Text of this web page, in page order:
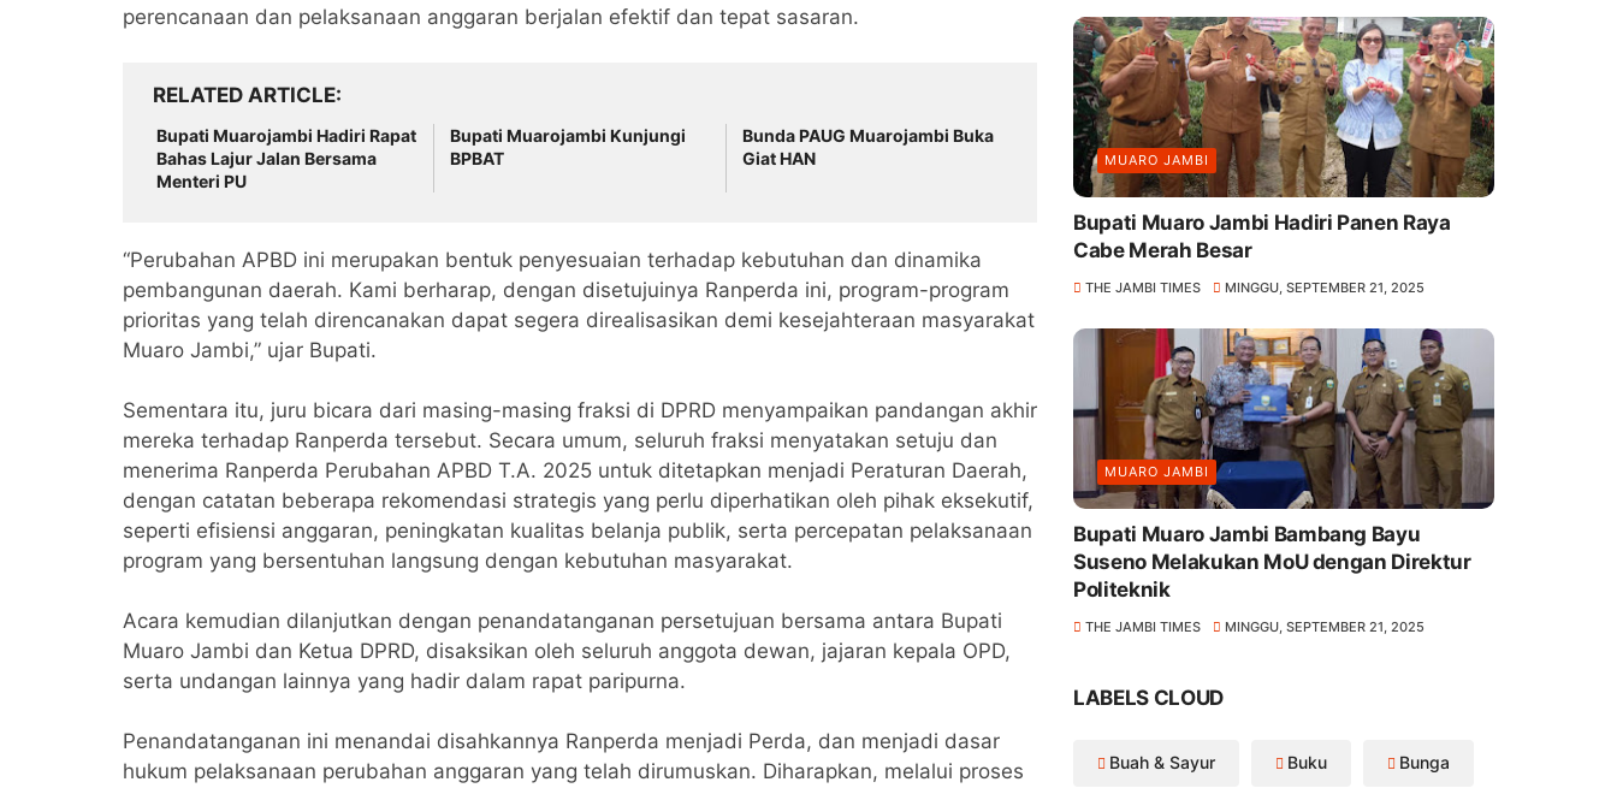
perencanaan dan pelaksanaan anggaran berjalan efektif dan tepat sasaran.
RELATED ARTICLE
Bupati Muarojambi Hadiri Rapat
Bahas Lajur Jalan Bersama
Menteri PU
Bupati Muarojambi Kunjungi
BPBAT
Bunda PAUG Muarojambi Buka
Giat HAN
“Perubahan APBD ini merupakan bentuk penyesuaian terhadap kebutuhan dan dinamika
pembangunan daerah. Kami berharap, dengan disetujuinya Ranperda ini, program-program
prioritas yang telah direncanakan dapat segera direalisasikan demi kesejahteraan masyarakat
Muaro Jambi,” ujar Bupati.
Sementara itu, juru bicara dari masing-masing fraksi di DPRD menyampaikan pandangan akhir
mereka terhadap Ranperda tersebut. Secara umum, seluruh fraksi menyatakan setuju dan
menerima Ranperda Perubahan APBD T.A. 2025 untuk ditetapkan menjadi Peraturan Daerah,
dengan catatan beberapa rekomendasi strategis yang perlu diperhatikan oleh pihak eksekutif,
seperti efisiensi anggaran, peningkatan kualitas belanja publik, serta percepatan pelaksanaan
program yang bersentuhan langsung dengan kebutuhan masyarakat.
Acara kemudian dilanjutkan dengan penandatanganan persetujuan bersama antara Bupati
Muaro Jambi dan Ketua DPRD, disaksikan oleh seluruh anggota dewan, jajaran kepala OPD,
serta undangan lainnya yang hadir dalam rapat paripurna.
Penandatanganan ini menandai disahkannya Ranperda menjadi Perda, dan menjadi dasar
hukum pelaksanaan perubahan anggaran yang telah dirumuskan. Diharapkan, melalui proses
MUARO JAMBI
Bupati Muaro Jambi Hadiri Panen Raya
Cabe Merah Besar
THE JAMBI TIMES MINGGU, SEPTEMBER 21, 2025
MUARO JAMBI
Bupati Muaro Jambi Bambang Bayu
Suseno Melakukan MoU dengan Direktur
Politeknik
THE JAMBI TIMES MINGGU, SEPTEMBER 21, 2025
LABELS CLOUD
Buah & Sayur Buku Bunga